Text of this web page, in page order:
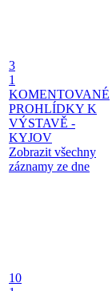
3
1
KOMENTOVANÉ
PROHLÍDKY K
VÝSTAVĚ -
KYJOV
Zobrazit všechny
záznamy ze dne
10